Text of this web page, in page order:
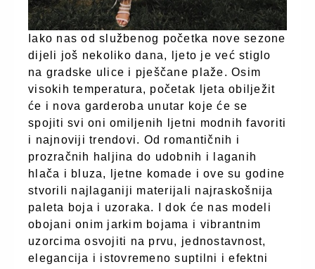
Iako nas od službenog početka nove sezone
dijeli još nekoliko dana, ljeto je već stiglo
na gradske ulice i pješčane plaže. Osim
visokih temperatura, početak ljeta obilježit
će i nova garderoba unutar koje će se
spojiti svi oni omiljenih ljetni modnih favoriti
i najnoviji trendovi. Od romantičnih i
prozračnih haljina do udobnih i laganih
hlača i bluza, ljetne komade i ove su godine
stvorili najlaganiji materijali najraskošnija
paleta boja i uzoraka. I dok će nas modeli
obojani onim jarkim bojama i vibrantnim
uzorcima osvojiti na prvu, jednostavnost,
elegancija i istovremeno suptilni i efektni